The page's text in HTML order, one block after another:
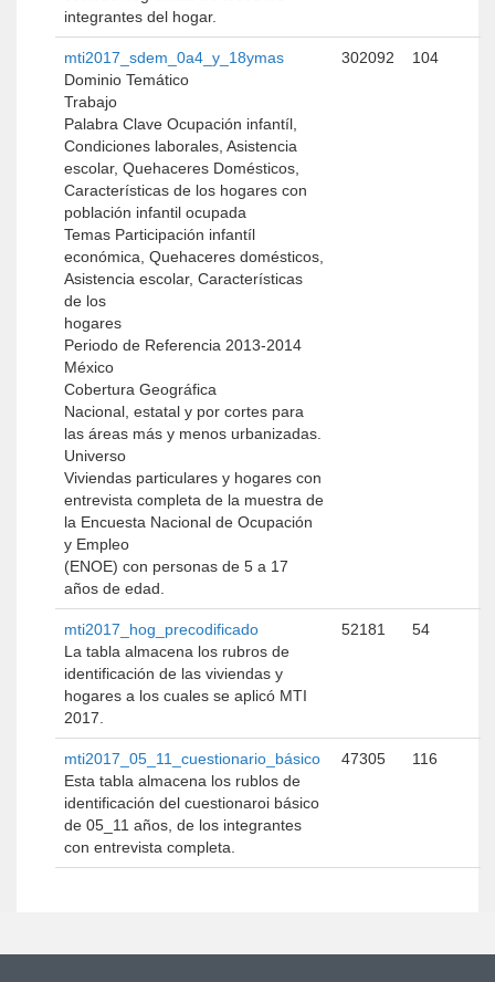
integrantes del hogar.
mti2017_sdem_0a4_y_18ymas
Dominio Temático
Trabajo
Palabra Clave Ocupación infantíl,
Condiciones laborales, Asistencia
escolar, Quehaceres Domésticos,
Características de los hogares con
población infantil ocupada
Temas Participación infantíl
económica, Quehaceres domésticos,
Asistencia escolar, Características
de los
hogares
Periodo de Referencia 2013-2014
México
Cobertura Geográfica
Nacional, estatal y por cortes para
las áreas más y menos urbanizadas.
Universo
Viviendas particulares y hogares con
entrevista completa de la muestra de
la Encuesta Nacional de Ocupación
y Empleo
(ENOE) con personas de 5 a 17
años de edad.
302092 104
mti2017_hog_precodificado
La tabla almacena los rubros de
identificación de las viviendas y
hogares a los cuales se aplicó MTI
2017.
52181 54
mti2017_05_11_cuestionario_básico
Esta tabla almacena los rublos de
identificación del cuestionaroi básico
de 05_11 años, de los integrantes
con entrevista completa.
47305 116